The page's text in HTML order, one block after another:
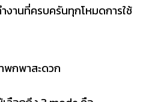
งานที่ครบครันทุกโหมดการใช้
พกพาสะดวก